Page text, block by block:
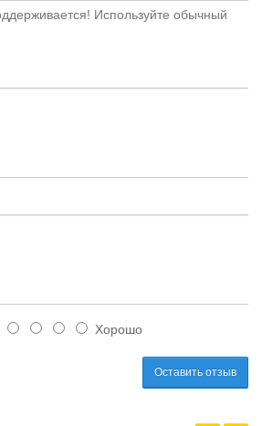
Используйте обычный
Хорошо
Оставить отзыв